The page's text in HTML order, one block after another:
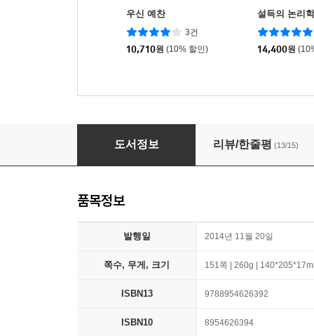
우신 예찬
3건
10,710원 (10% 할인)
설득의 논리학
14,400원
누구를 구할 것인가?
도서정보 리뷰/한줄평 (13/15)
품목정보
발행일 2014년 11월 20일
쪽수, 무게, 크기 151쪽 | 260g |
ISBN13 9788954626392
ISBN10 8954626394